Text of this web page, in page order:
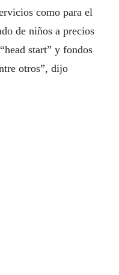
como para el
de niños a precios
start” y fondos
otros”, dijo